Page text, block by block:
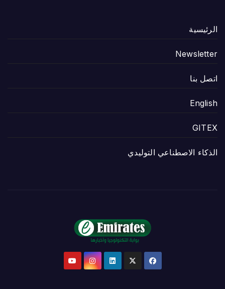
الرئيسية
Newsletter
اتصل بنا
English
GITEX
الذكاء الاصطناعي التوليدي